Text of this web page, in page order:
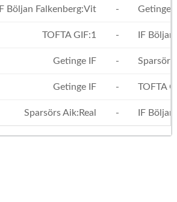
IF Böljan Falkenberg:Vit - Getinge
TOFTA GIF:1 - IF
Getinge IF - Sparsörs
Getinge IF - TOFTA
Sparsörs Aik:Real - IF